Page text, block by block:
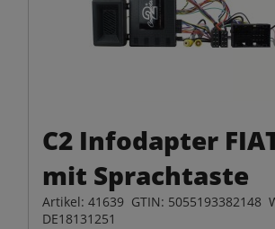
C2 Infodapter
mit Sprachtaste
Artikel: 41639 GTIN: 5055193382148
DE18131251